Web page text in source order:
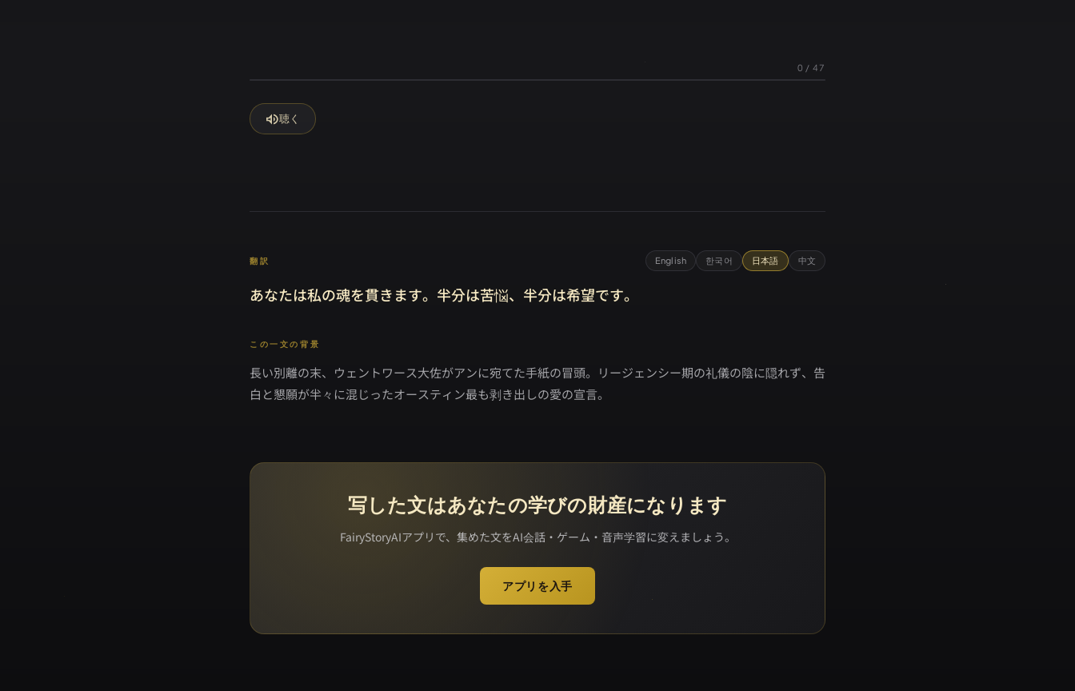
0 /47
volume_up聴く
翻訳 English 한국어 日本語 中文
あなたは私の魂を貫きます。半分は苦悩、半分は希望です。
この一文の背景
長い別離の末、ウェントワース大佐がアンに宛てた手紙の冒頭。リージェンシー期の礼儀の陰に隠れず、告
白と懇願が半々に混じったオースティン最も剥き出しの愛の宣言。
写した文はあなたの学びの財産になります
FairyStoryAIアプリで、集めた文をAI会話・ゲーム・音声学習に変えましょう。
アプリを入手